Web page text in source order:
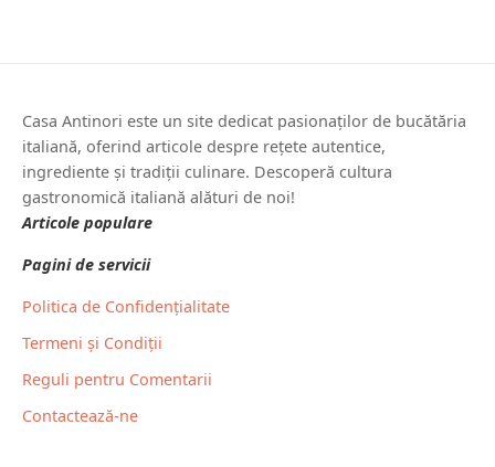
Casa Antinori este un site dedicat pasionaților de bucătăria
italiană, oferind articole despre rețete autentice,
ingrediente și tradiții culinare. Descoperă cultura
gastronomică italiană alături de noi!
Articole populare
Pagini de servicii
Politica de Confidențialitate
Termeni și Condiții
Reguli pentru Comentarii
Contactează-ne